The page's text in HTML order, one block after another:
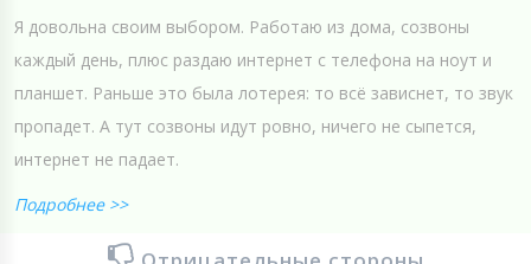
Я довольна своим выбором. Работаю из дома, созвоны
каждый день, плюс раздаю интернет с телефона на ноут и
планшет. Раньше это была лотерея: то всё зависнет, то звук
пропадет. А тут созвоны идут ровно, ничего не сыпется,
интернет не падает.
Подробнее >>